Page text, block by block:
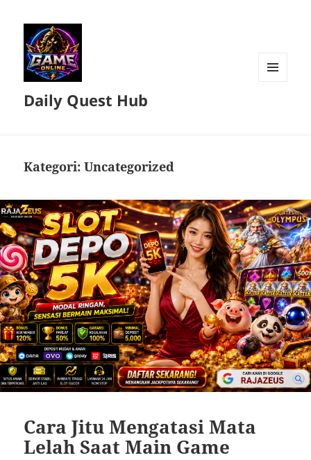
Daily Quest Hub
Kategori:Uncategorized
Cara Jitu Mengatasi Mata
Lelah Saat Main Game